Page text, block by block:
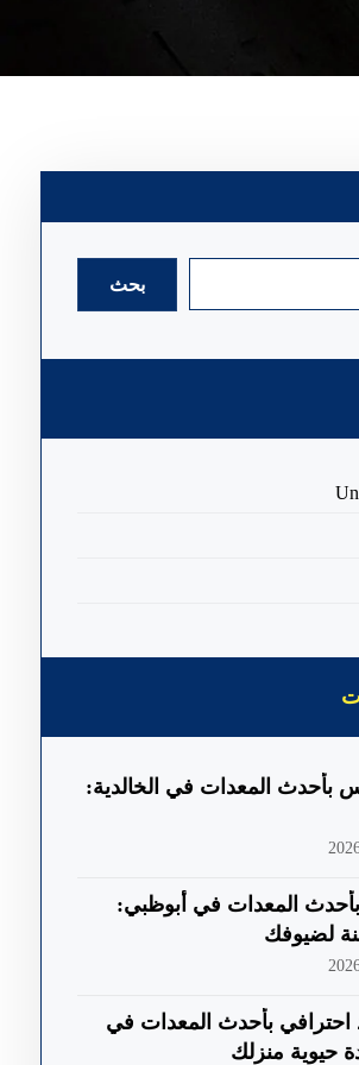
بأحدث المعدات في الخالدية:
بأحدث المعدات في أبوظبي:
لضيوفك
بأحدث المعدات في
حيوية منزلك